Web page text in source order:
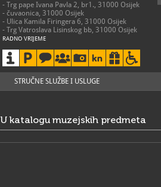
- Trg pape Ivana Pavla 2, br1., 31000 Osijek
- čuvaonica, 31000 Osijek
- Ulica Kamila Firingera 6, 31000 Osijek
- Trg Vatroslava Lisinskog bb, 31000 Osijek
RADNO VRIJEME
nedjeljom, ponedjeljkom, državnim
praznicima i blagdanima Muzej je zatvoren za
posjetitelje
031/250-731
W https://mso.hr/
STRUČNE SLUŽBE I USLUGE
U katalogu muzejskih predmeta